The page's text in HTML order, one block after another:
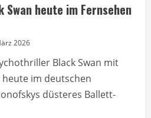
heute im Fernsehen
2026
Black Swan mit
im deutschen
düsteres Ballett-